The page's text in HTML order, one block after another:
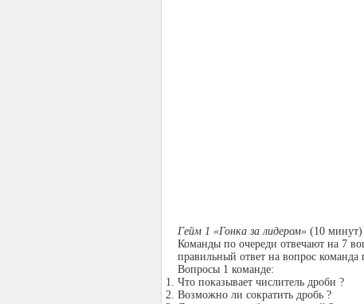
Гейм 1 «Гонка за лидером» (10 минут)
Команды по очереди отвечают на 7
правильный ответ на вопрос команда
Вопросы 1 команде:
Что показывает числитель дроби ?
Возможно ли сократить дробь ?